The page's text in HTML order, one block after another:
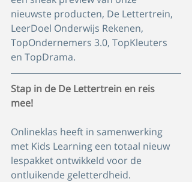
nieuwste producten, De Lettertrein,
LeerDoel Onderwijs Rekenen,
TopOndernemers 3.0, TopKleuters
en TopDrama.
Stap in de De Lettertrein en reis
mee!
Onlineklas heeft in samenwerking
met Kids Learning een totaal nieuw
lespakket ontwikkeld voor de
ontluikende geletterdheid.